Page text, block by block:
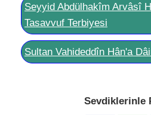
Seyyid Abdülhakîm Arvâsî
Tasavvuf Terbiyesi
Sultan Vahideddîn Hân'a
Sevdiklerinle